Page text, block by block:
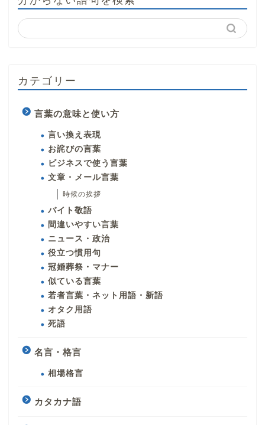
カテゴリー
言葉の意味と使い方
言い換え表現
お詫びの言葉
ビジネスで使う言葉
文章・メール言葉
時候の挨拶
バイト敬語
間違いやすい言葉
ニュース・政治
役立つ慣用句
冠婚葬祭・マナー
似ている言葉
若者言葉・ネット用語・新語
オタク用語
死語
名言・格言
相場格言
カタカナ語